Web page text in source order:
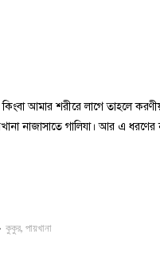
আমার শরীরে লাগে তাহলে
নাজাসাতে গালিযা। আর এ ধরণের
কুকুর,পায়খানা